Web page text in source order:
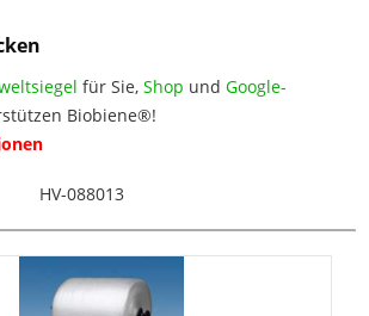
für Sie, Shop und Google-
Biobiene®!
HV-088013